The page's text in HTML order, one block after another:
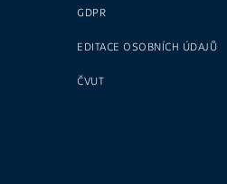
GDPR
EDITACE OSOBNÍCH ÚDAJŮ
ČVUT